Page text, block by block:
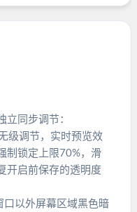
立同步调节：
级调节，实时预览效
制锁定上限70%，滑
开启前保存的透明度
口以外屏幕区域黑色暗